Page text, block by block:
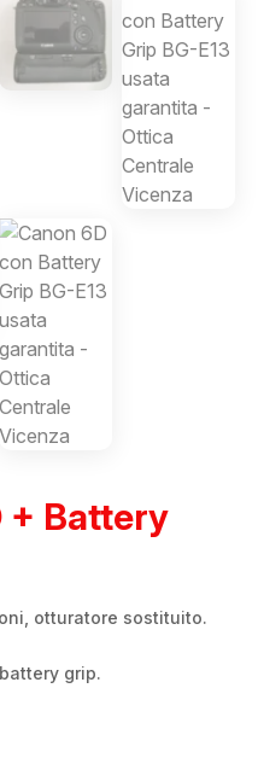
+ Battery
otturatore sostituito.
grip.